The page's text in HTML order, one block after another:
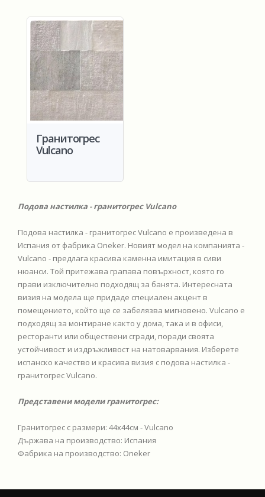
Гранитогрес
Vulcano
Подова настилка - гранитогрес Vulcano
Подова настилка - гранитогрес Vulcano е произведена в
Испания от фабрика Oneker. Новият модел на компанията -
Vulcano - предлага красива каменна имитация в сиви
нюанси. Той притежава грапава повърхност, която го
прави изключително подходящ за банята. Интересната
визия на модела ще придаде специален акцент в
помещението, който ще се забелязва мигновено. Vulcano е
подходящ за монтиране както у дома, така и в офиси,
ресторанти или обществени сгради, поради своята
устойчивост и издръжливост на натоварвания. Изберете
испанско качество и красива визия с подова настилка -
гранитогрес Vulcano.
Представени модели гранитогрес:
Гранитогрес с размери: 44x44см - Vulcano
Държава на производство: Испания
Фабрика на производство: Oneker